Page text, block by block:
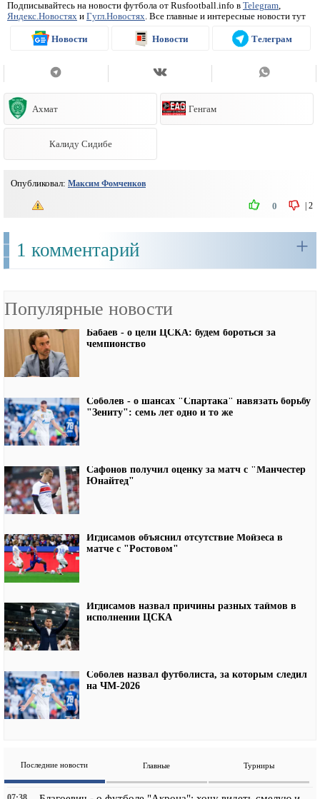
Подписывайтесь на новости футбола от Rusfootball.info в Telegram,
Яндекс.Новостях и Гугл.Новостях. Все главные и интересные новости тут
Новости Новости Телеграм
Ахмат Генгам
Калиду Сидибе
Опубликовал: Максим Фомченков
2
0
1 комментарий +
Популярные новости
Бабаев - о цели ЦСКА: будем бороться за
чемпионство
Соболев - о шансах "Спартака" навязать борьбу
"Зениту": семь лет одно и то же
Сафонов получил оценку за матч с "Манчестер
Юнайтед"
Игдисамов объяснил отсутствие Мойзеса в
матче с "Ростовом"
Игдисамов назвал причины разных таймов в
исполнении ЦСКА
Соболев назвал футболиста, за которым следил
на ЧМ-2026
Последние новости Главные Турниры